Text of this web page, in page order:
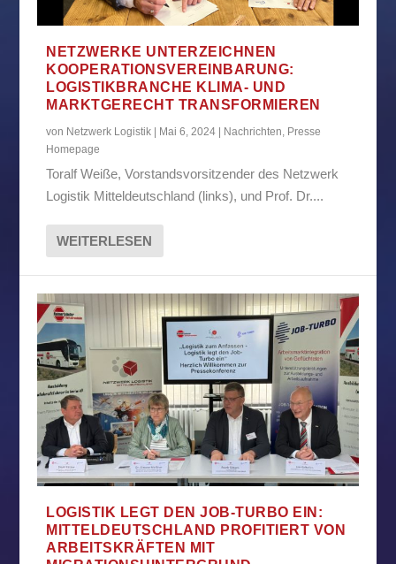
NETZWERKE UNTERZEICHNEN
KOOPERATIONSVEREINBARUNG:
LOGISTIKBRANCHE KLIMA- UND
MARKTGERECHT TRANSFORMIEREN
von Netzwerk Logistik Mai 6, 2024 Nachrichten, Presse
Homepage
Toralf Weiße, Vorstandsvorsitzender des Netzwerk
Logistik Mitteldeutschland (links), und Prof. Dr....
WEITERLESEN
LOGISTIK LEGT DEN JOB-TURBO EIN:
MITTELDEUTSCHLAND PROFITIERT VON
ARBEITSKRÄFTEN MIT